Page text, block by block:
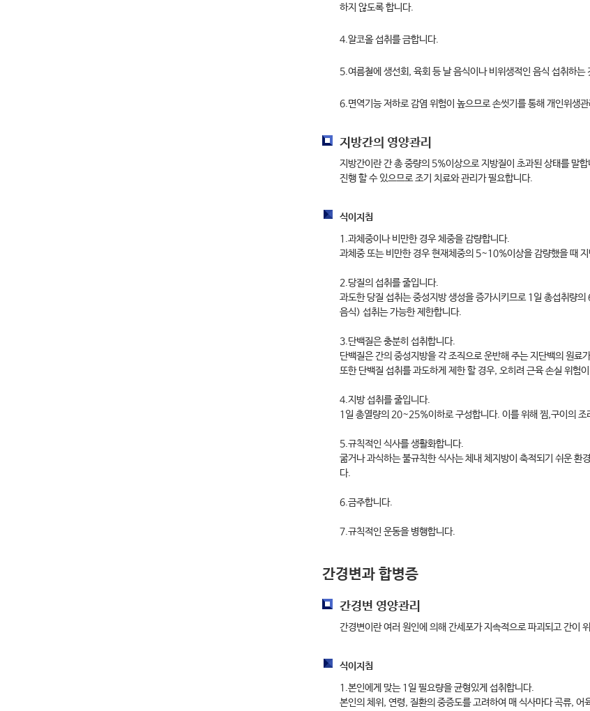
하지 않도록 합니다.
4.알코올 섭취를 금합니다.
5.여름철에 생선회, 육회 등 날 음식이나 비위생적인 음식 섭취하는
6.면역기능 저하로 감염 위험이 높으므로 손씻기를 통해 개인위생
지방간의 영양관리
지방간이란 간 총 중량의 5%이상으로 지방질이 초과된 상태를 말
진행 할 수 있으므로 조기 치료와 관리가 필요합니다.
식이지침
1.과체중이나 비만한 경우 체중을 감량합니다.
과체중 또는 비만한 경우 현재체중의 5~10%이상을 감량했을 때
2.당질의 섭취를 줄입니다.
과도한 당질 섭취는 중성지방 생성을 증가시키므로 1일 총섭취량
음식) 섭취는 가능한 제한합니다.
3.단백질은 충분히 섭취합니다.
단백질은 간의 중성지방을 각 조직으로 운반해 주는 지단백의 원료
또한 단백질 섭취를 과도하게 제한 할 경우, 오히려 근육 손실 위험
4.지방 섭취를 줄입니다.
1일 총열량의 20~25%이하로 구성합니다. 이를 위해 찜,구이의 조
5.규칙적인 식사를 생활화합니다.
굶거나 과식하는 불규칙한 식사는 체내 체지방이 축적되기 쉬운 환
다.
6.금주합니다.
7.규칙적인 운동을 병행합니다.
간경변과 합병증
간경변 영양관리
간경변이란 여러 원인에 의해 간세포가 지속적으로 파괴되고 간이
식이지침
1.본인에게 맞는 1일 필요량을 균형있게 섭취합니다.
본인의 체위, 연령, 질환의 중증도를 고려하여 매 식사마다 곡류,